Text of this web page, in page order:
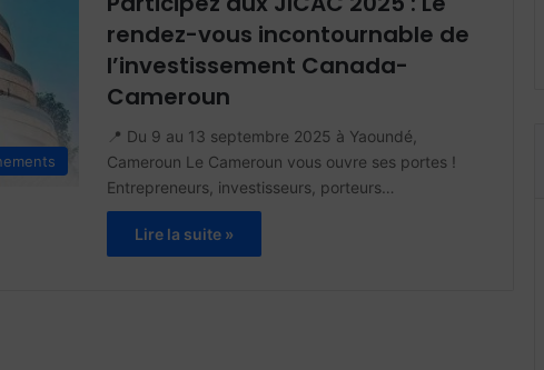
rendez-vous incontournable de
l’investissement Canada-
Cameroun
📍 Du 9 au 13 septembre 2025 à Yaoundé,
Cameroun Le Cameroun vous ouvre ses portes !
Entrepreneurs, investisseurs, porteurs…
Lire la suite »